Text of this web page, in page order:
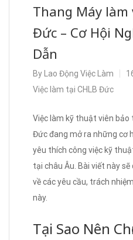
Thang Máy làm
Đức – Cơ Hội
Dẫn
By Lao Động Việc Làm
Việc làm tại CHLB Đức
Việc làm kỹ thuật viên bảo
Đức đang mở ra những cơ
yêu thích công việc kỹ
tại châu Âu. Bài viết này
về các yêu cầu, trách
này.
Tại Sao Nên